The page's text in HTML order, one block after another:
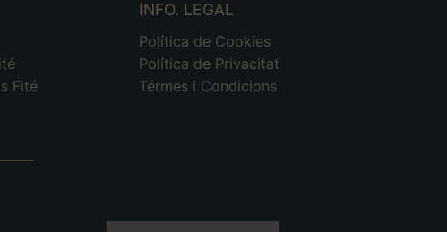
Fité
INFO. LEGAL
Política de Cookies
Política de Privacitat
Térmes i Condicions